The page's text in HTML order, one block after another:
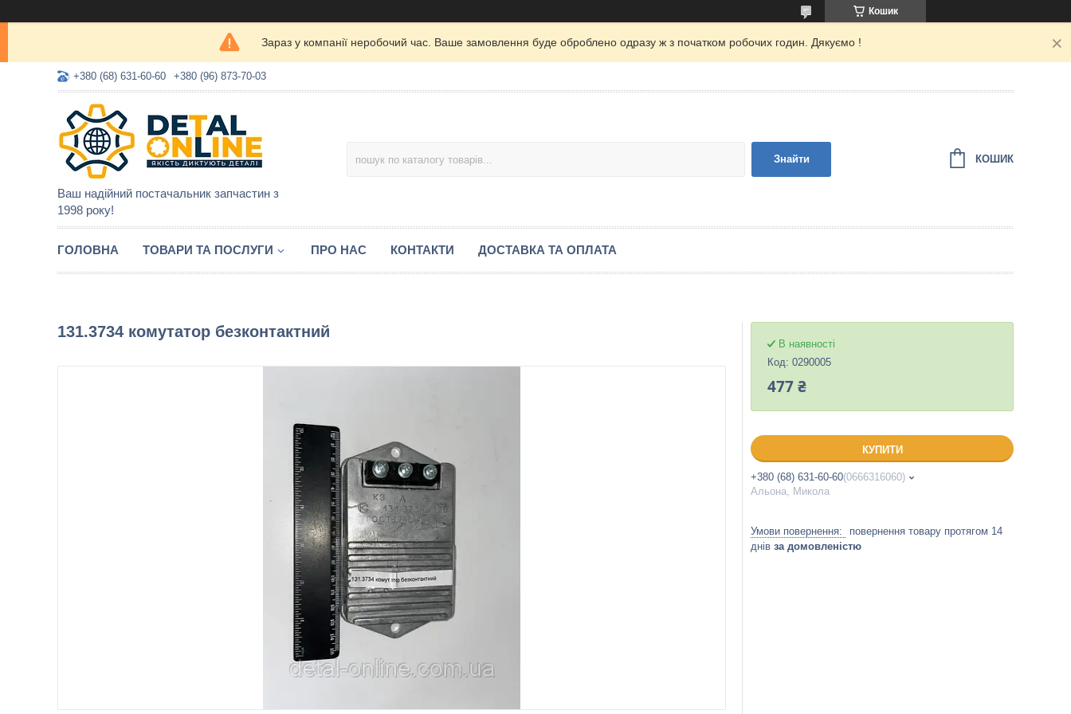
Кошик
Зараз у компанії неробочий час. Ваше замовлення буде оброблено одразу ж з початком робочих годин. Дякуємо !
+380 (68) 631-60-60 +380 (96) 873-70-03
Ваш надійний постачальник запчастин з
1998 року!
Знайти КОШИК
ГОЛОВНА ТОВАРИ ТА ПОСЛУГИ ПРО НАС КОНТАКТИ ДОСТАВКА ТА ОПЛАТА
131.3734 комутатор безконтактний
В наявності
Код: 0290005
477 ₴
КУПИТИ
+380 (68) 631-60-60 0666316060
Альона, Микола
повернення товару протягом 14
днів за домовленістю